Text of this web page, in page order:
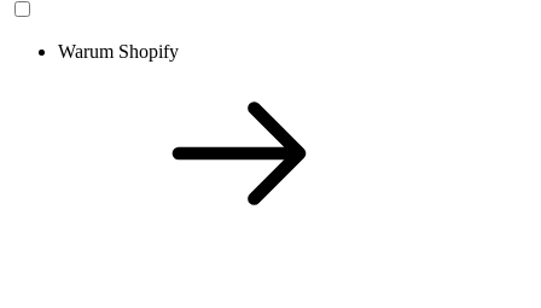
Warum Shopify